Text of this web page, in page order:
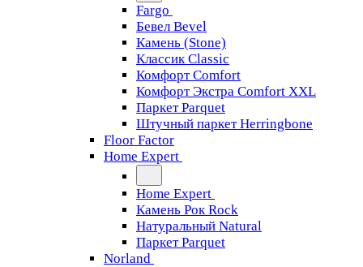
Fargo
Бевел Bevel
Камень (Stone)
Классик Classic
Комфорт Comfort
Комфорт Экстра Comfort XXL
Паркет Parquet
Штучный паркет Herringbone
Floor Factor
Home Expert
Home Expert
Камень Рок Rock
Натуральный Natural
Паркет Parquet
Norland